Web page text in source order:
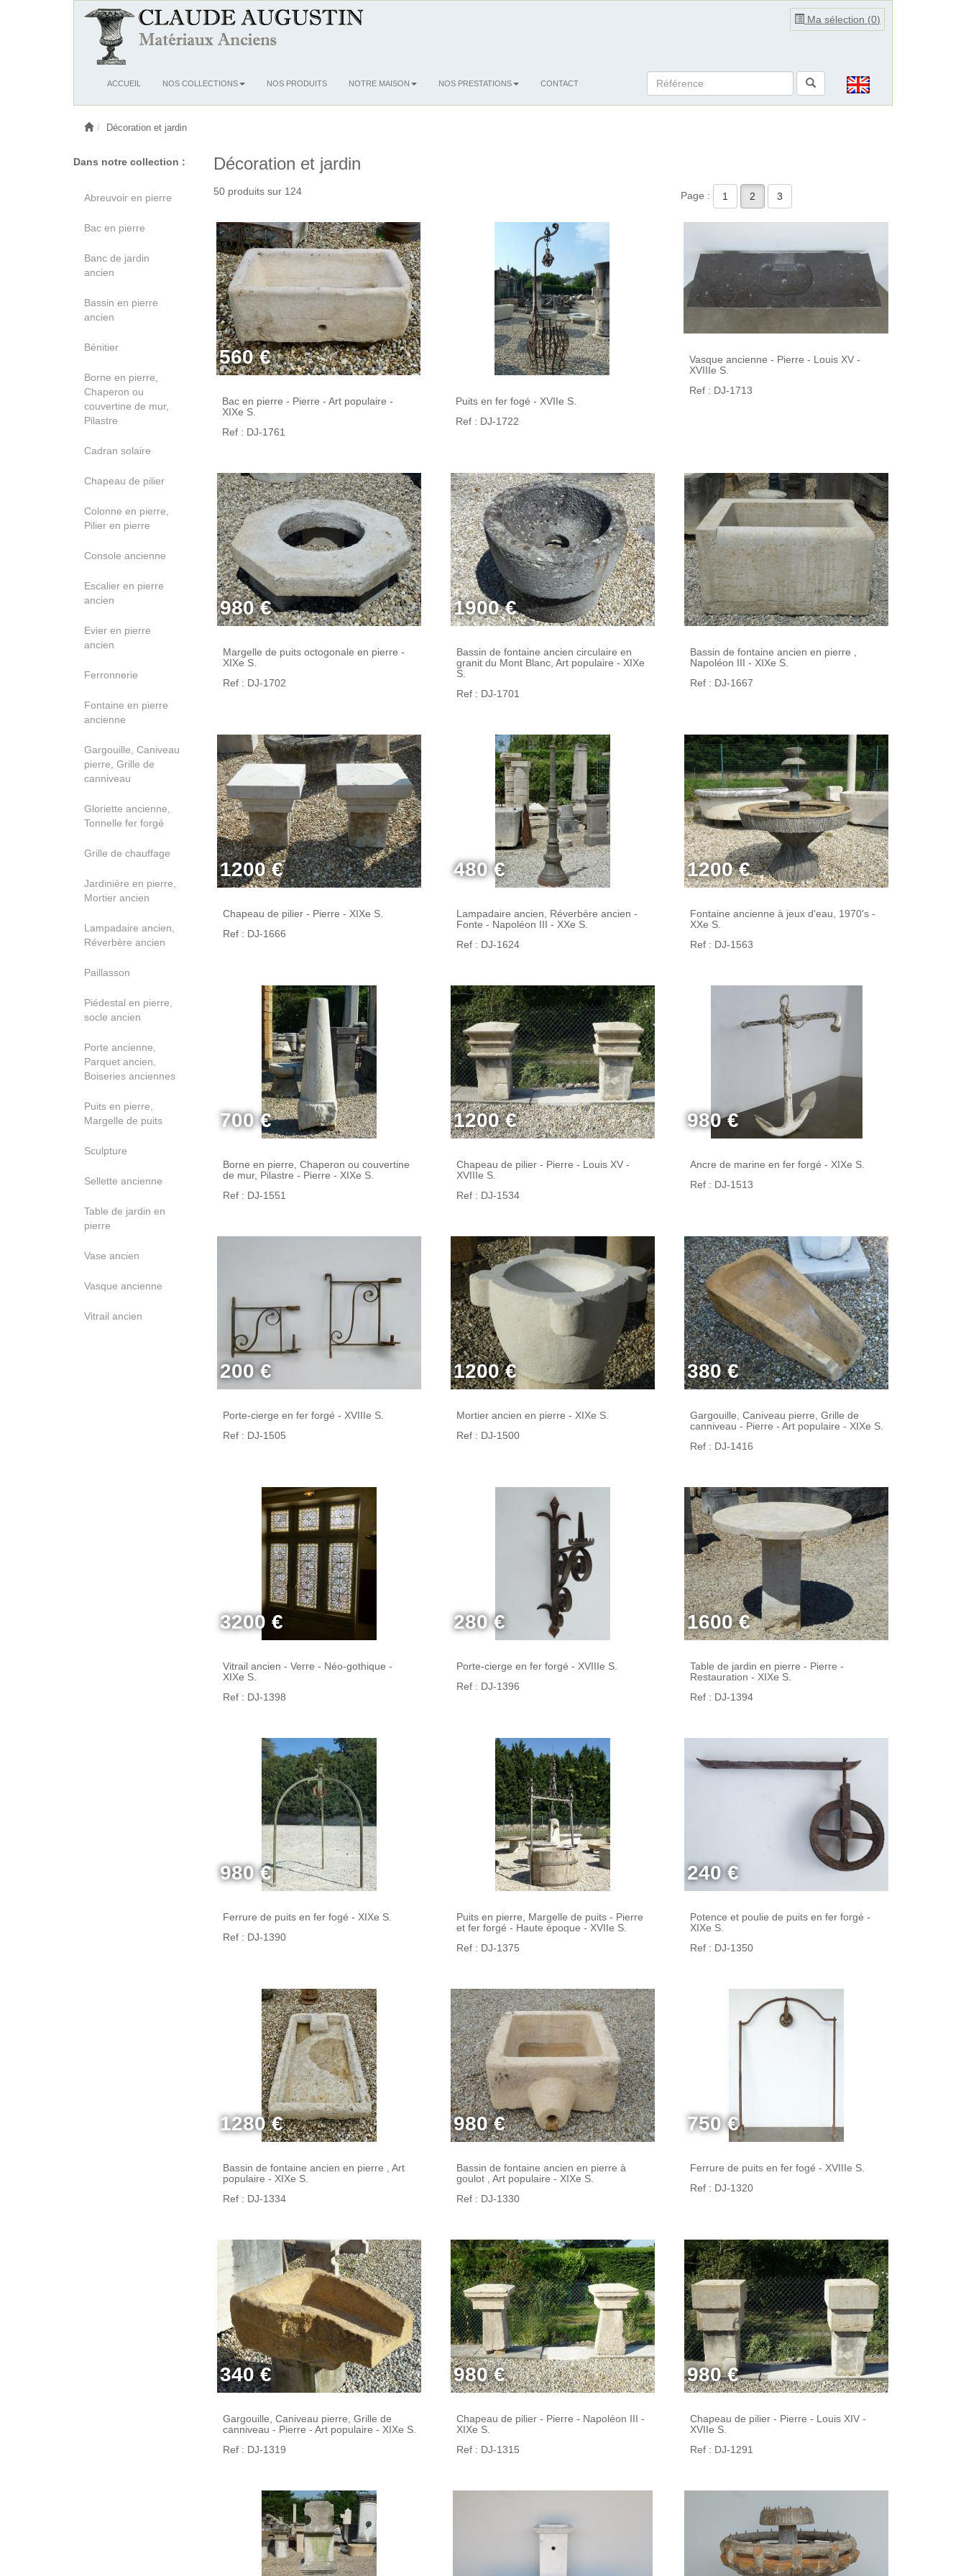
Ma sélection (0)
OuvrirACCUEIL NOS COLLECTIONS NOS PRODUITS NOTRE MAISON NOS PRESTATIONS CONTACT
Décoration et jardin
Dans notre collection :
Abreuvoir en pierre
Bac en pierre
Banc de jardin
ancien
Bassin en pierre
ancien
Bénitier
Borne en pierre,
Chaperon ou
couvertine de mur,
Pilastre
Cadran solaire
Chapeau de pilier
Colonne en pierre,
Pilier en pierre
Console ancienne
Escalier en pierre
ancien
Evier en pierre
ancien
Ferronnerie
Fontaine en pierre
ancienne
Gargouille, Caniveau
pierre, Grille de
canniveau
Gloriette ancienne,
Tonnelle fer forgé
Grille de chauffage
Jardinière en pierre,
Mortier ancien
Lampadaire ancien,
Réverbère ancien
Paillasson
Piédestal en pierre,
socle ancien
Porte ancienne,
Parquet ancien,
Boiseries anciennes
Puits en pierre,
Margelle de puits
Sculpture
Sellette ancienne
Table de jardin en
pierre
Vase ancien
Vasque ancienne
Vitrail ancien
Décoration et jardin
50 produits sur 124 Page : 1 2 3
560 €
Bac en pierre - Pierre - Art populaire -
XIXe S.
Ref : DJ-1761
Puits en fer fogé - XVIIe S.
Ref : DJ-1722
Vasque ancienne - Pierre - Louis XV -
XVIIIe S.
Ref : DJ-1713
980 €
Margelle de puits octogonale en pierre -
XIXe S.
Ref : DJ-1702
1900 €
Bassin de fontaine ancien circulaire en
granit du Mont Blanc, Art populaire - XIXe
S.
Ref : DJ-1701
Bassin de fontaine ancien en pierre ,
Napoléon III - XIXe S.
Ref : DJ-1667
1200 €
Chapeau de pilier - Pierre - XIXe S.
Ref : DJ-1666
480 €
Lampadaire ancien, Réverbère ancien -
Fonte - Napoléon III - XXe S.
Ref : DJ-1624
1200 €
Fontaine ancienne à jeux d'eau, 1970's -
XXe S.
Ref : DJ-1563
700 €
Borne en pierre, Chaperon ou couvertine
de mur, Pilastre - Pierre - XIXe S.
Ref : DJ-1551
1200 €
Chapeau de pilier - Pierre - Louis XV -
XVIIIe S.
Ref : DJ-1534
980 €
Ancre de marine en fer forgé - XIXe S.
Ref : DJ-1513
200 €
Porte-cierge en fer forgé - XVIIIe S.
Ref : DJ-1505
1200 €
Mortier ancien en pierre - XIXe S.
Ref : DJ-1500
380 €
Gargouille, Caniveau pierre, Grille de
canniveau - Pierre - Art populaire - XIXe S.
Ref : DJ-1416
3200 €
Vitrail ancien - Verre - Néo-gothique -
XIXe S.
Ref : DJ-1398
280 €
Porte-cierge en fer forgé - XVIIIe S.
Ref : DJ-1396
1600 €
Table de jardin en pierre - Pierre -
Restauration - XIXe S.
Ref : DJ-1394
980 €
Ferrure de puits en fer fogé - XIXe S.
Ref : DJ-1390
Puits en pierre, Margelle de puits - Pierre
et fer forgé - Haute époque - XVIIe S.
Ref : DJ-1375
240 €
Potence et poulie de puits en fer forgé -
XIXe S.
Ref : DJ-1350
1280 €
Bassin de fontaine ancien en pierre , Art
populaire - XIXe S.
Ref : DJ-1334
980 €
Bassin de fontaine ancien en pierre à
goulot , Art populaire - XIXe S.
Ref : DJ-1330
750 €
Ferrure de puits en fer fogé - XVIIIe S.
Ref : DJ-1320
340 €
Gargouille, Caniveau pierre, Grille de
canniveau - Pierre - Art populaire - XIXe S.
Ref : DJ-1319
980 €
Chapeau de pilier - Pierre - Napoléon III -
XIXe S.
Ref : DJ-1315
980 €
Chapeau de pilier - Pierre - Louis XIV -
XVIIe S.
Ref : DJ-1291